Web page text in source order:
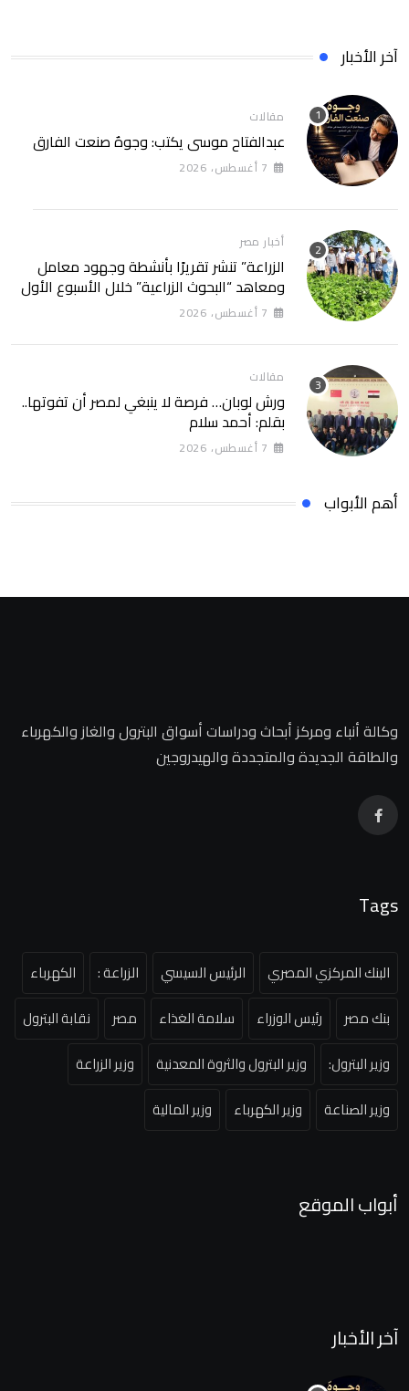
آخر الأخبار
مقالات
عبدالفتاح موسى يكتب: وجوهٌ صنعت الفارق
7 أغسطس، 2026
أخبار مصر
الزراعة” تنشر تقريرًا بأنشطة وجهود معامل
ومعاهد “البحوث الزراعية” خلال الأسبوع الأول
من أغسطس 2026
7 أغسطس، 2026
مقالات
ورش لوبان… فرصة لا ينبغي لمصر أن تفوتها..
بقلم: أحمد سلام
7 أغسطس، 2026
أهم الأبواب
وكالة أنباء ومركز أبحاث ودراسات أسواق البترول والغاز والكهرباء
والطاقة الجديدة والمتجددة والهيدروجين
Tags
البنك المركزي المصري الرئيس السيسي الزراعة :
الكهرباء
بنك مصر
رئيس الوزراء سلامة الغذاء مصر
نقابة البترول
وزير البترول:
وزير البترول والثروة المعدنية
وزير الزراعة
وزير الصناعة
وزير الكهرباء وزير المالية
أبواب الموقع
آخر الأخبار